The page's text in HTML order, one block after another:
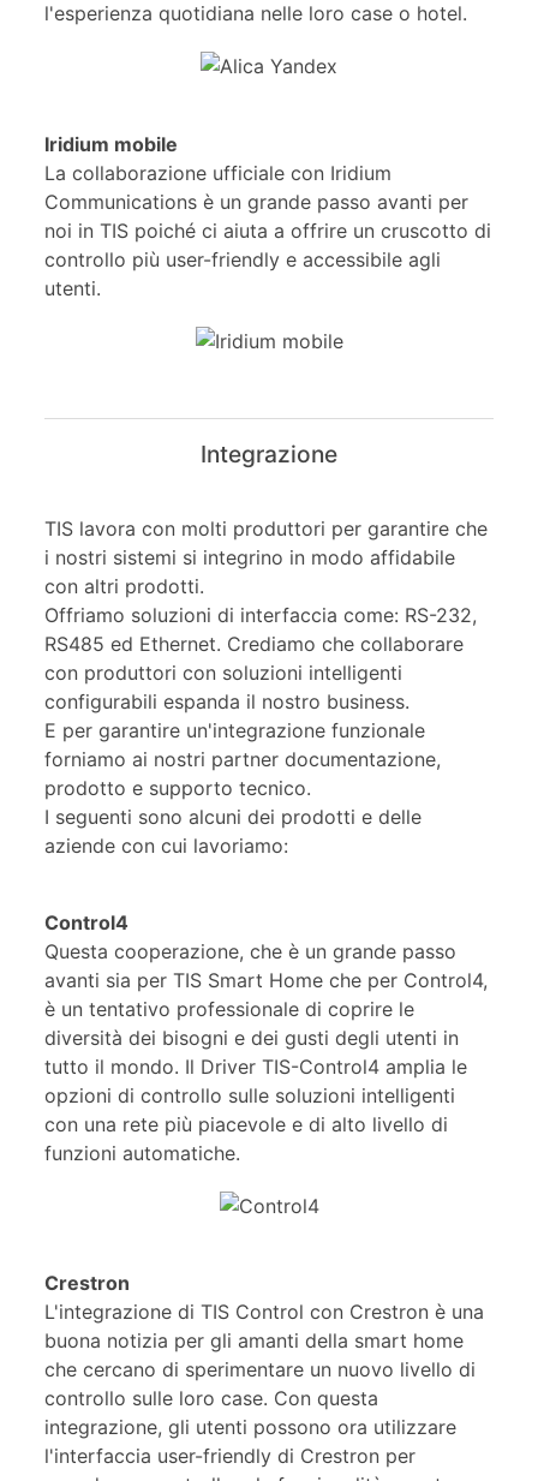
l'esperienza quotidiana nelle loro case o hotel.
Iridium mobile
La collaborazione ufficiale con Iridium
Communications è un grande passo avanti per
noi in TIS poiché ci aiuta a offrire un cruscotto di
controllo più user-friendly e accessibile agli
utenti.
Integrazione
TIS lavora con molti produttori per garantire che
i nostri sistemi si integrino in modo affidabile
con altri prodotti.
Offriamo soluzioni di interfaccia come: RS-232,
RS485 ed Ethernet. Crediamo che collaborare
con produttori con soluzioni intelligenti
configurabili espanda il nostro business.
E per garantire un'integrazione funzionale
forniamo ai nostri partner documentazione,
prodotto e supporto tecnico.
I seguenti sono alcuni dei prodotti e delle
aziende con cui lavoriamo:
Control4
Questa cooperazione, che è un grande passo
avanti sia per TIS Smart Home che per Control4,
è un tentativo professionale di coprire le
diversità dei bisogni e dei gusti degli utenti in
tutto il mondo. Il Driver TIS-Control4 amplia le
opzioni di controllo sulle soluzioni intelligenti
con una rete più piacevole e di alto livello di
funzioni automatiche.
Crestron
L'integrazione di TIS Control con Crestron è una
buona notizia per gli amanti della smart home
che cercano di sperimentare un nuovo livello di
controllo sulle loro case. Con questa
integrazione, gli utenti possono ora utilizzare
l'interfaccia user-friendly di Crestron per